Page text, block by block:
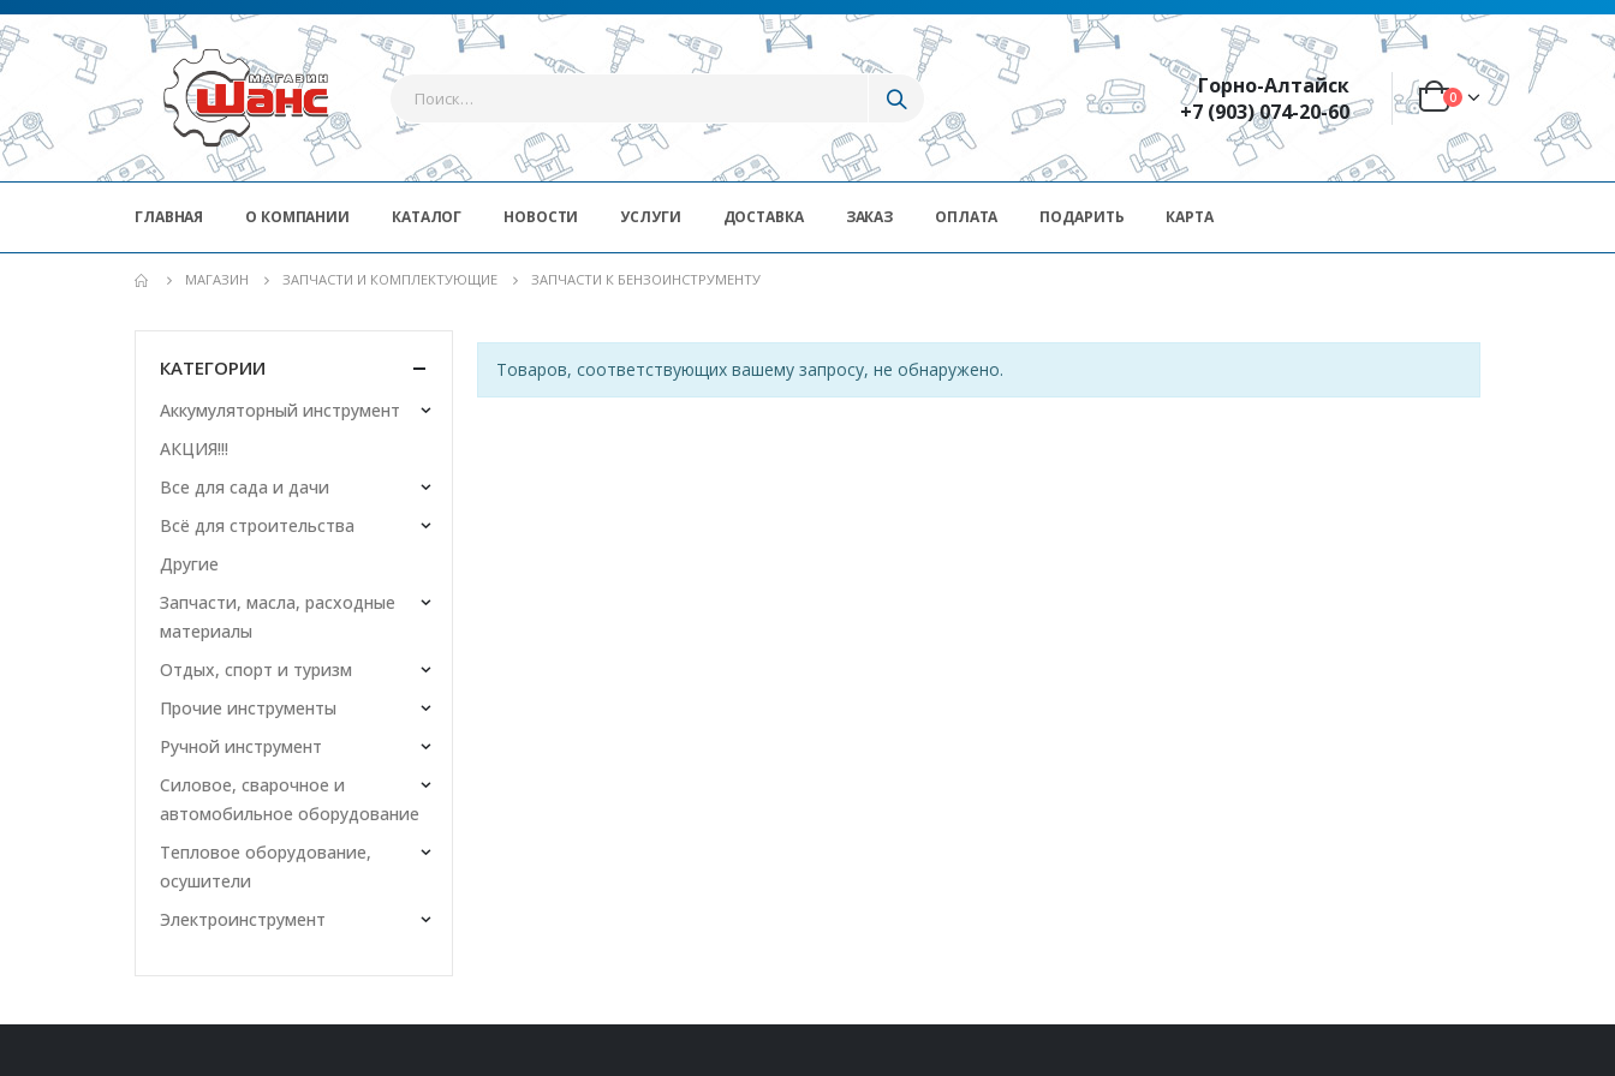
Горно-Алтайск
+7 (903) 074-20-60
0
ГЛАВНАЯ О КОМПАНИИ КАТАЛОГ НОВОСТИ УСЛУГИ ДОСТАВКА ЗАКАЗ ОПЛАТА ПОДАРИТЬ КАРТА
МАГАЗИН ЗАПЧАСТИ И КОМПЛЕКТУЮЩИЕ ЗАПЧАСТИ К БЕНЗОИНСТРУМЕНТУ
Товаров, соответствующих вашему запросу, не обнаружено.
КАТЕГОРИИ
Аккумуляторный инструмент
АКЦИЯ!!!
Все для сада и дачи
Всё для строительства
Другие
Запчасти, масла, расходные
материалы
Отдых, спорт и туризм
Прочие инструменты
Ручной инструмент
Силовое, сварочное и
автомобильное оборудование
Тепловое оборудование,
осушители
Электроинструмент